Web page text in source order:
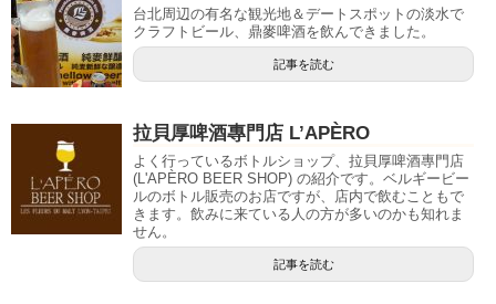
台北周辺の有名な観光地＆デートスポットの淡水で
クラフトビール、鼎麥啤酒を飲んできました。
記事を読む
拉貝厚啤酒專門店 L’APÈRO
よく行っているボトルショップ、拉貝厚啤酒專門店
(L'APÈRO BEER SHOP) の紹介です。ベルギービー
ルのボトル販売のお店ですが、店内で飲むこともで
きます。飲みに来ている人の方が多いのかも知れま
せん。
記事を読む